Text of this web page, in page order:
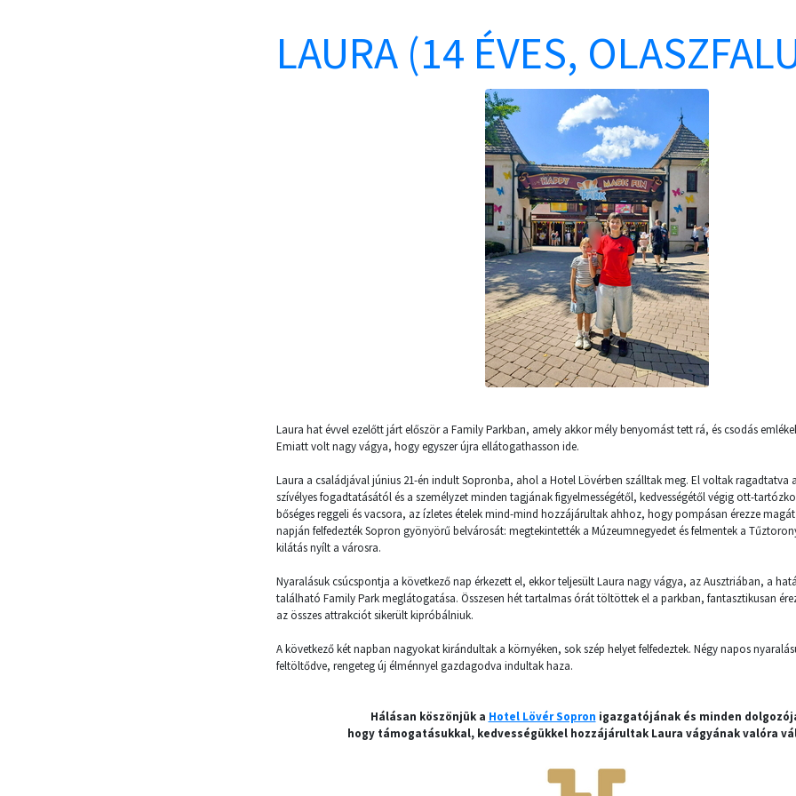
LAURA (14 ÉVES,
Laura hat évvel ezelőtt járt először a Family Parkban, amely akkor mély benyomást tett rá, és csodás
Emiatt volt nagy vágya, hogy egyszer újra ellátogathasson ide.
Laura a családjával június 21-én indult Sopronba, ahol a Hotel Lövérben szálltak meg. El voltak ragadtatva
szívélyes fogadtatásától és a személyzet minden tagjának figyelmességétől, kedvességétől végig ott-
bőséges reggeli és vacsora, az ízletes ételek mind-mind hozzájárultak ahhoz, hogy pompásan érezze magát
napján felfedezték Sopron gyönyörű belvárosát: megtekintették a Múzeumnegyedet és felmentek a
kilátás nyílt a városra.
Nyaralásuk csúcspontja a következő nap érkezett el, ekkor teljesült Laura nagy vágya, az Ausztriában, a
található Family Park meglátogatása. Összesen hét tartalmas órát töltöttek el a parkban, fantasztikusan
az összes attrakciót sikerült kipróbálniuk.
A következő két napban nagyokat kirándultak a környéken, sok szép helyet felfedeztek. Négy napos
feltöltődve, rengeteg új élménnyel gazdagodva indultak haza.
Hálásan köszönjük a Hotel Lövér Sopron igazgatójának és minden
hogy támogatásukkal, kedvességükkel hozzájárultak Laura vágyának valóra